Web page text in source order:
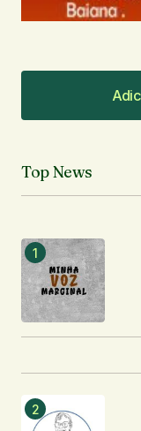
O seu
Comentário
Seu nome*
Top News